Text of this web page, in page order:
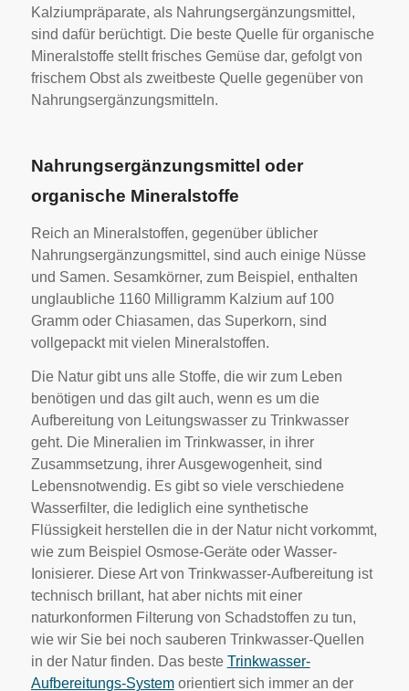
Kalziumpräparate, als Nahrungsergänzungsmittel,
sind dafür berüchtigt. Die beste Quelle für organische
Mineralstoffe stellt frisches Gemüse dar, gefolgt von
frischem Obst als zweitbeste Quelle gegenüber von
Nahrungsergänzungsmitteln.
Nahrungsergänzungsmittel oder
organische Mineralstoffe
Reich an Mineralstoffen, gegenüber üblicher
Nahrungsergänzungsmittel, sind auch einige Nüsse
und Samen. Sesamkörner, zum Beispiel, enthalten
unglaubliche 1160 Milligramm Kalzium auf 100
Gramm oder Chiasamen, das Superkorn, sind
vollgepackt mit vielen Mineralstoffen.
Die Natur gibt uns alle Stoffe, die wir zum Leben
benötigen und das gilt auch, wenn es um die
Aufbereitung von Leitungswasser zu Trinkwasser
geht. Die Mineralien im Trinkwasser, in ihrer
Zusammsetzung, ihrer Ausgewogenheit, sind
Lebensnotwendig. Es gibt so viele verschiedene
Wasserfilter, die lediglich eine synthetische
Flüssigkeit herstellen die in der Natur nicht vorkommt,
wie zum Beispiel Osmose-Geräte oder Wasser-
Ionisierer. Diese Art von Trinkwasser-Aufbereitung ist
technisch brillant, hat aber nichts mit einer
naturkonformen Filterung von Schadstoffen zu tun,
wie wir Sie bei noch sauberen Trinkwasser-Quellen
in der Natur finden. Das beste Trinkwasser-
Aufbereitungs-Systemorientiert sich immer an der